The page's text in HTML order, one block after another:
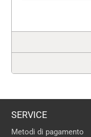
SERVICE
Metodi di pagamento